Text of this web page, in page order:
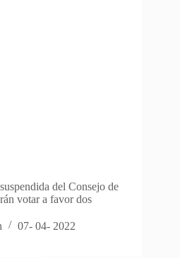
del Consejo de
votar a favor dos
07- 04- 2022